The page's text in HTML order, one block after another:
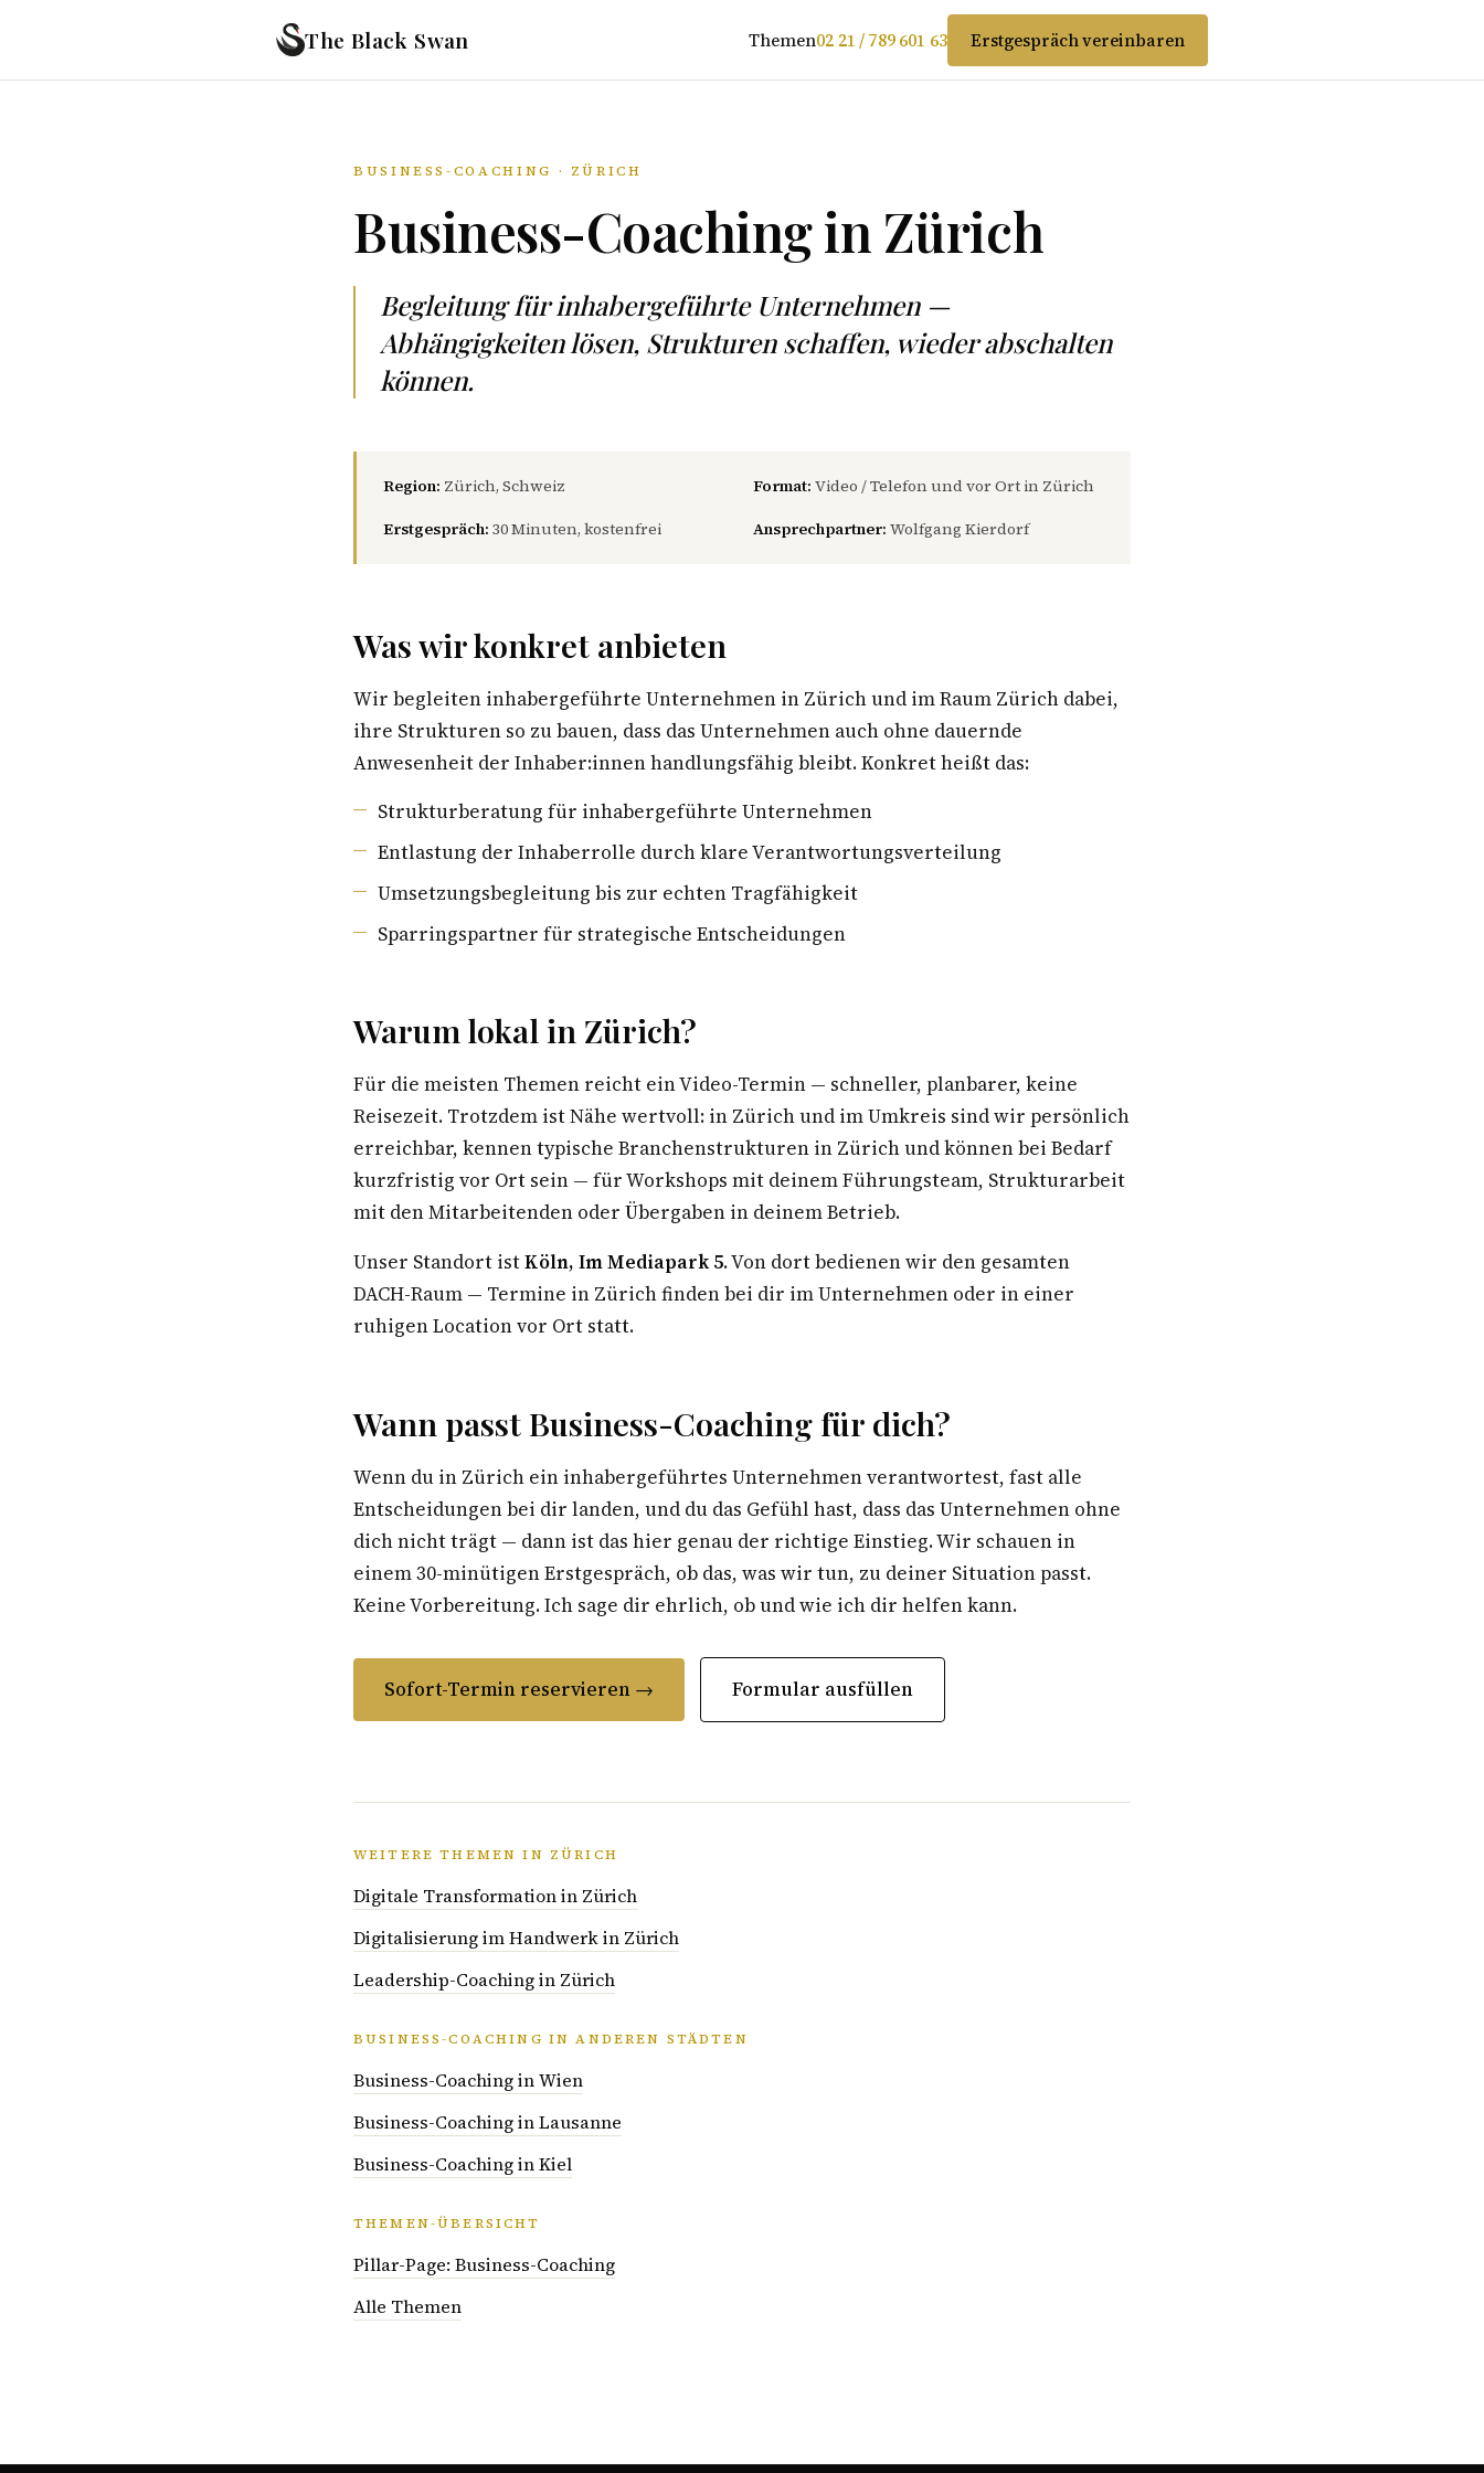
The Black Swan Themen02 21 / 789 601 63 Erstgespräch vereinbaren
BUSINESS-COACHING · ZÜRICH
Business-Coaching in Zürich
Begleitung für inhabergeführte Unternehmen —
Abhängigkeiten lösen, Strukturen schaffen, wieder abschalten
können.
Region: Zürich, Schweiz Format: Video / Telefon und vor Ort in Zürich
Erstgespräch: 30 Minuten, kostenfrei Ansprechpartner: Wolfgang Kierdorf
Was wir konkret anbieten
Wir begleiten inhabergeführte Unternehmen in Zürich und im Raum Zürich dabei,
ihre Strukturen so zu bauen, dass das Unternehmen auch ohne dauernde
Anwesenheit der Inhaber:innen handlungsfähig bleibt. Konkret heißt das:
Strukturberatung für inhabergeführte Unternehmen
Entlastung der Inhaberrolle durch klare Verantwortungsverteilung
Umsetzungsbegleitung bis zur echten Tragfähigkeit
Sparringspartner für strategische Entscheidungen
Warum lokal in Zürich?
Für die meisten Themen reicht ein Video-Termin — schneller, planbarer, keine
Reisezeit. Trotzdem ist Nähe wertvoll: in Zürich und im Umkreis sind wir persönlich
erreichbar, kennen typische Branchenstrukturen in Zürich und können bei Bedarf
kurzfristig vor Ort sein — für Workshops mit deinem Führungsteam, Strukturarbeit
mit den Mitarbeitenden oder Übergaben in deinem Betrieb.
Unser Standort istKöln, Im Mediapark 5. Von dort bedienen wir den gesamten
DACH-Raum — Termine in Zürich finden bei dir im Unternehmen oder in einer
ruhigen Location vor Ort statt.
Wann passt Business-Coaching für dich?
Wenn du in Zürich ein inhabergeführtes Unternehmen verantwortest, fast alle
Entscheidungen bei dir landen, und du das Gefühl hast, dass das Unternehmen ohne
dich nicht trägt — dann ist das hier genau der richtige Einstieg. Wir schauen in
einem 30-minütigen Erstgespräch, ob das, was wir tun, zu deiner Situation passt.
Keine Vorbereitung. Ich sage dir ehrlich, ob und wie ich dir helfen kann.
Sofort-Termin reservieren → Formular ausfüllen
WEITERE THEMEN IN ZÜRICH
Digitale Transformation in Zürich
Digitalisierung im Handwerk in Zürich
Leadership-Coaching in Zürich
BUSINESS-COACHING IN ANDEREN STÄDTEN
Business-Coaching in Wien
Business-Coaching in Lausanne
Business-Coaching in Kiel
THEMEN-ÜBERSICHT
Pillar-Page: Business-Coaching
Alle Themen